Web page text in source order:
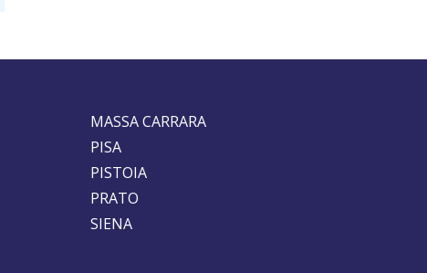
MASSA CARRARA
PISA
PISTOIA
PRATO
SIENA